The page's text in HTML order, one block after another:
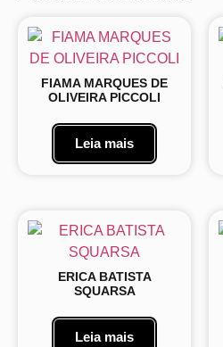
FIAMA MARQUES DE
OLIVEIRA PICCOLI
Leia mais
ERICA BATISTA
SQUARSA
Leia mais